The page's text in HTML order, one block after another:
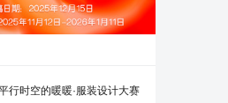
行时空的暖暖·服装设计大赛